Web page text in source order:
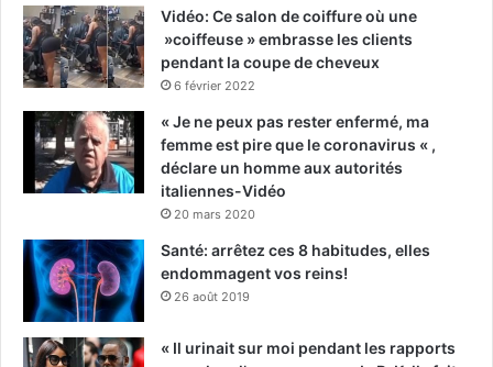
Vidéo: Ce salon de coiffure où une
»coiffeuse » embrasse les clients
pendant la coupe de cheveux
6 février 2022
« Je ne peux pas rester enfermé, ma
femme est pire que le coronavirus « ,
déclare un homme aux autorités
italiennes-Vidéo
20 mars 2020
Santé: arrêtez ces 8 habitudes, elles
endommagent vos reins!
26 août 2019
« Il urinait sur moi pendant les rapports